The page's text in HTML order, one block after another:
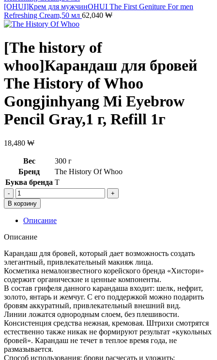
[OHUI]Крем для мужчинOHUI The First Geniture For men
Refreshing Cream,50 мл 62,040 ₩
[The history of
whoo]Карандаш для бровей
The History of Whoo
Gongjinhyang Mi Eyebrow
Pencil Gray,1 г, Refill 1г
18,480 ₩
Вес
300 г
Бренд
The History Of Whoo
Буква бренда T
Количество
товара
[The
history
whoo]Карандаш
бровей
The
History
of
Whoo
Gongjinhyang
Mi
Eyebrow
Pencil
Gray,1
г,
Refill
1г
В корзину
Описание
Описание
Карандаш для бровей, который дает возможность создать
элегантный, привлекательный макияж лица.
Косметика немалоизвестного корейского бренда «Хистори»
содержит органические и ценные компоненты.
В состав грифеля данного карандаша входит: шелк, нефрит,
золото, янтарь и жемчуг. С его поддержкой можно подарить
бровям аккуратный, привлекательный внешний вид.
Линии ложатся однородным слоем, без плешивости.
Консистенция средства нежная, кремовая. Штрихи смотрятся
естественно также никак не формируют результат «кукольных
бровей». Карандаш не течет в теплое время года, не
размазывается.
Способ использования: брови расчесать и уложить;